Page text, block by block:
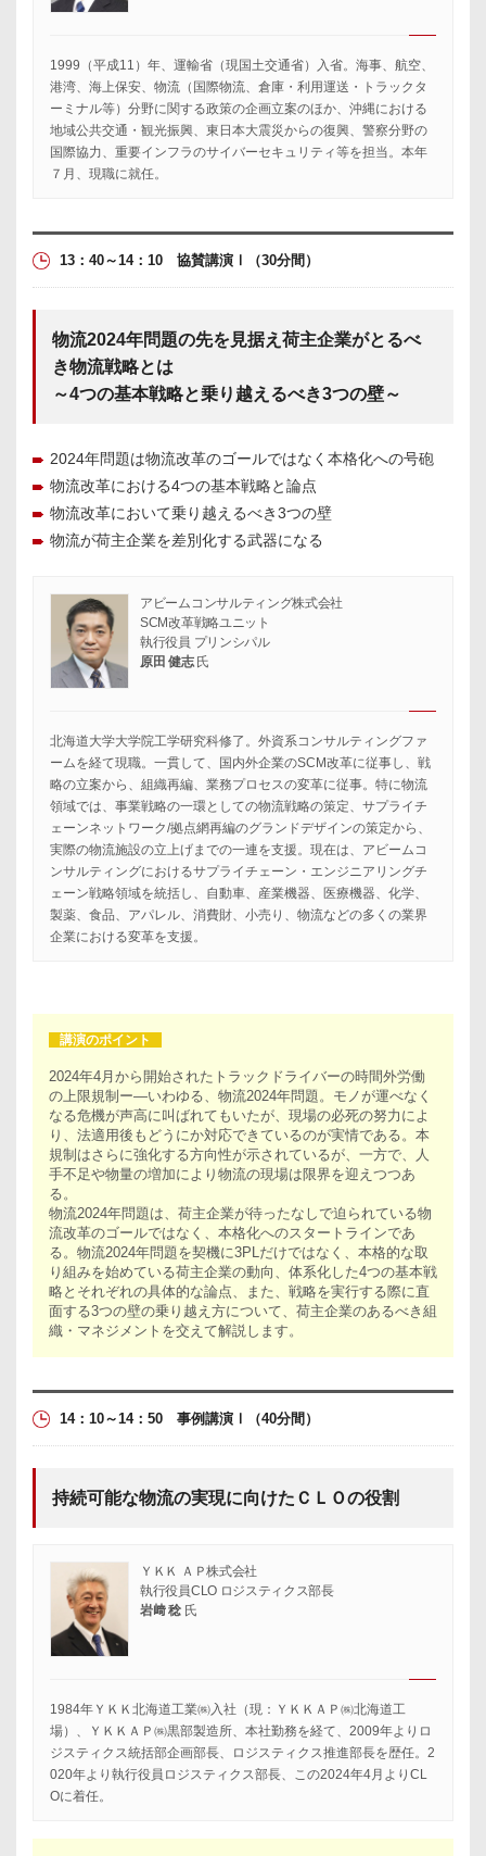
1999（平成11）年、運輸省（現国土交通省）入省。海事、航空、
港湾、海上保安、物流（国際物流、倉庫・利用運送・トラックタ
ーミナル等）分野に関する政策の企画立案のほか、沖縄における
地域公共交通・観光振興、東日本大震災からの復興、警察分野の
国際協力、重要インフラのサイバーセキュリティ等を担当。本年
７月、現職に就任。
13：40～14：10 協賛講演Ⅰ （30分間）
物流2024年問題の先を見据え荷主企業がとるべ
き物流戦略とは
～4つの基本戦略と乗り越えるべき3つの壁～
2024年問題は物流改革のゴールではなく本格化への号砲
物流改革における4つの基本戦略と論点
物流改革において乗り越えるべき3つの壁
物流が荷主企業を差別化する武器になる
アビームコンサルティング株式会社
SCM改革戦略ユニット
執行役員 プリンシパル
原田 健志氏
北海道大学大学院工学研究科修了。外資系コンサルティングファ
ームを経て現職。一貫して、国内外企業のSCM改革に従事し、戦
略の立案から、組織再編、業務プロセスの変革に従事。特に物流
領域では、事業戦略の一環としての物流戦略の策定、サプライチ
ェーンネットワーク/拠点網再編のグランドデザインの策定から、
実際の物流施設の立上げまでの一連を支援。現在は、アビームコ
ンサルティングにおけるサプライチェーン・エンジニアリングチ
ェーン戦略領域を統括し、自動車、産業機器、医療機器、化学、
製薬、食品、アパレル、消費財、小売り、物流などの多くの業界
企業における変革を支援。
講演のポイント
2024年4月から開始されたトラックドライバーの時間外労働
の上限規制ー―いわゆる、物流2024年問題。モノが運べなく
なる危機が声高に叫ばれてもいたが、現場の必死の努力によ
り、法適用後もどうにか対応できているのが実情である。本
規制はさらに強化する方向性が示されているが、一方で、人
手不足や物量の増加により物流の現場は限界を迎えつつあ
る。
物流2024年問題は、荷主企業が待ったなしで迫られている物
流改革のゴールではなく、本格化へのスタートラインであ
る。物流2024年問題を契機に3PLだけではなく、本格的な取
り組みを始めている荷主企業の動向、体系化した4つの基本戦
略とそれぞれの具体的な論点、また、戦略を実行する際に直
面する3つの壁の乗り越え方について、荷主企業のあるべき組
織・マネジメントを交えて解説します。
14：10～14：50 事例講演Ⅰ （40分間）
持続可能な物流の実現に向けたＣＬＯの役割
ＹＫＫ ＡＰ株式会社
執行役員CLO ロジスティクス部長
岩﨑 稔氏
1984年ＹＫＫ北海道工業㈱入社（現：ＹＫＫＡＰ㈱北海道工
場）、ＹＫＫＡＰ㈱黒部製造所、本社勤務を経て、2009年よりロ
ジスティクス統括部企画部長、ロジスティクス推進部長を歴任。2
020年より執行役員ロジスティクス部長、この2024年4月よりCL
Oに着任。